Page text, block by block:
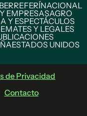
REFERÍNACIONAL
EMPRESASAGRO
Y ESPECTÁCULOS
Y LEGALES
ESTADOS UNIDOS
de Privacidad
Contacto